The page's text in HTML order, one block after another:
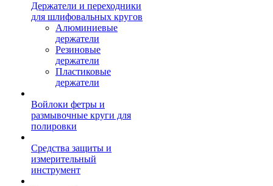
Держатели и переходники
для шлифовальных кругов
Алюминиевые
держатели
Резиновые
держатели
Пластиковые
держатели
Войлоки фетры и
размывочные круги для
полировки
Средства защиты и
измерительный
инструмент